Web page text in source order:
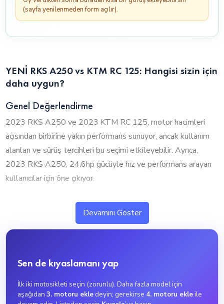
(sayfa yenilenmeden form açılır).
YENİ RKS A250 vs KTM RC 125: Hangisi sizin için
daha uygun?
Genel Değerlendirme
2023 RKS A250 ve 2023 KTM RC 125, motor hacimleri
açısından birbirine yakın performans sunuyor, ancak kullanım
alanları ve sürüş tercihleri bu seçimi etkileyebilir. Ayrıca,
2023 RKS A250, 24.6hp gücüyle hız ve performans arayan
kullanıcılar için öne çıkıyor.
1. Silindir Hacmi ve Performans
2023 RKS A250 ve 2023 KTM RC 125, motor hacimleri
açısından birbirine yakın seviyelerde bulunuyor. 2023 RKS
2023 KTM RC 125 ise 125cc ile daha ekonomik ve dengeli
2023 RKS A250, 250cc motor hacmiyle yüksek performans
Devamını Göster
Sen de kıyaslamanı yap
İlk iki motosikleti seçin (zorunlu). Daha fazla model için
aşağıdan 3. motoru ekledeyin; gerekirse 4. motoru ekleile